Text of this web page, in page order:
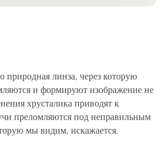
природная линза, через которую
и формируют изображение не
хрусталика приводят к
преломляются под неправильным
мы видим, искажается.
персональный менеджер